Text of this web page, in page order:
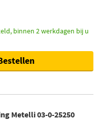
binnen 2 werkdagen bij u
Metelli 03-0-25250